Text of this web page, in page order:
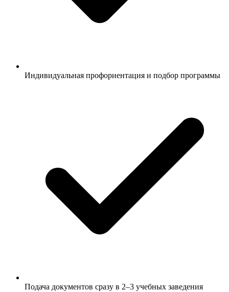
Индивидуальная профориентация и подбор программы
Подача документов сразу в 2–3 учебных заведения